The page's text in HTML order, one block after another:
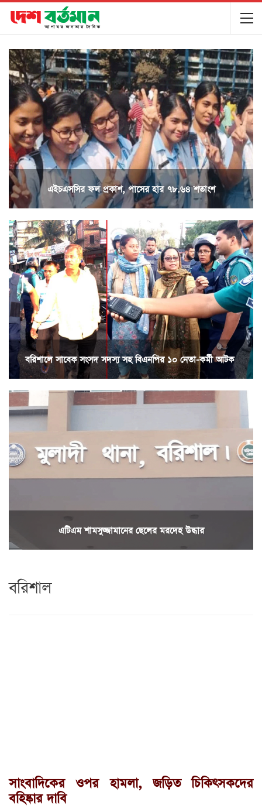
এইচএসসির ফল প্রকাশ, পাসের হার ৭৮.৬৪ শতাংশ
বরিশালে সাবেক সংসদ সদস্য সহ বিএনপির ১০ নেতা-কর্মী আটক
এটিএম শামসুজ্জামানের ছেলের মরদেহ উদ্ধার
বরিশাল
সাংবাদিকের ওপর হামলা, জড়িত চিকিৎসকদের
বহিষ্কার দাবি